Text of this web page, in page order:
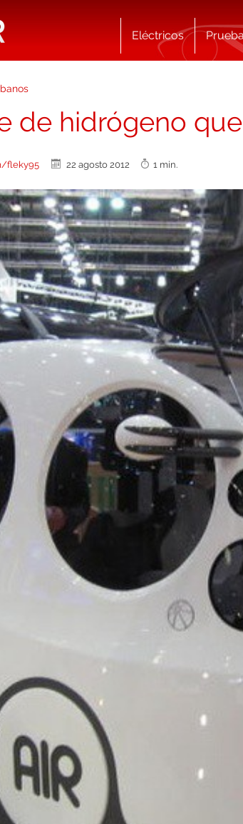
Eléctricos
de hidrógeno
fleky95 22 agosto 2012 1 min.